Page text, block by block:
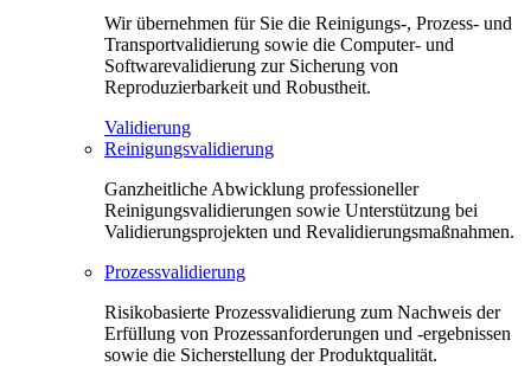
Wir übernehmen für Sie die Reinigungs-, Prozess- und
Transportvalidierung sowie die Computer- und
Softwarevalidierung zur Sicherung von
Reproduzierbarkeit und Robustheit.
Validierung
Reinigungsvalidierung
Ganzheitliche Abwicklung professioneller
Reinigungsvalidierungen sowie Unterstützung bei
Validierungsprojekten und Revalidierungsmaßnahmen.
Prozessvalidierung
Risikobasierte Prozessvalidierung zum Nachweis der
Erfüllung von Prozessanforderungen und -ergebnissen
sowie die Sicherstellung der Produktqualität.